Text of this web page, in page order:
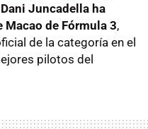
Dani Juncadella ha
Macao de Fórmula 3,
de la categoría en el
pilotos del